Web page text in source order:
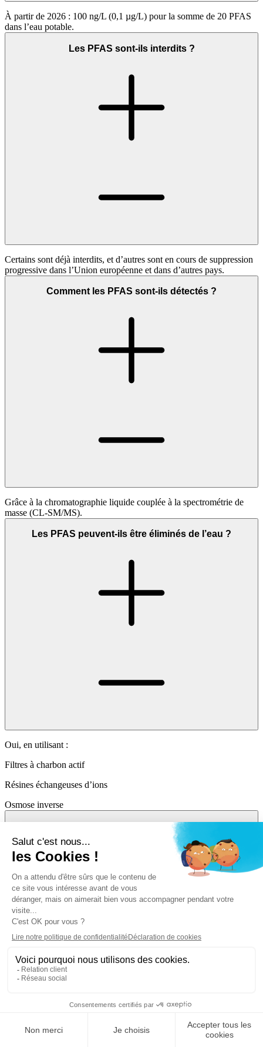
À partir de 2026 : 100 ng/L (0,1 µg/L) pour la somme de 20 PFAS
dans l’eau potable.
Les PFAS sont-ils interdits ?
Certains sont déjà interdits, et d’autres sont en cours de suppression
progressive dans l’Union européenne et dans d’autres pays.
Comment les PFAS sont-ils détectés ?
Grâce à la chromatographie liquide couplée à la spectrométrie de
masse (CL-SM/MS).
Les PFAS peuvent-ils être éliminés de l’eau ?
Oui, en utilisant :
Filtres à charbon actif
Résines échangeuses d’ions
Osmose inverse
Qu'est-ce que CarboPlus® ?
Une technologie brevetée de Saur utilisant du charbon actif fluidisé